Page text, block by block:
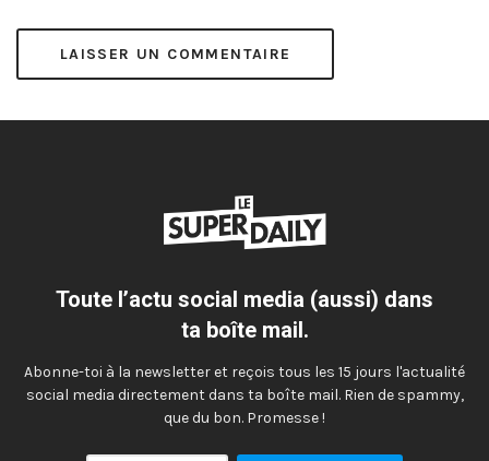
Toute l’actu social media (aussi) dans
ta boîte mail.
Abonne-toi à la newsletter et reçois tous les 15 jours l'actualité
social media directement dans ta boîte mail. Rien de spammy,
que du bon. Promesse !